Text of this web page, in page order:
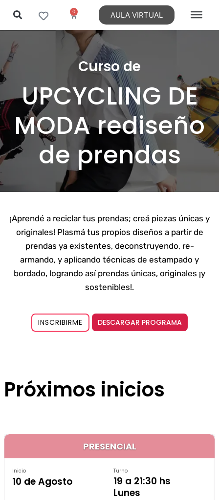
contenido
0 AULA VIRTUAL
Curso de
UPCYCLING DE
MODA rediseño
de prendas
¡Aprendé a reciclar tus prendas; creá piezas únicas y
originales! Plasmá tus propios diseños a partir de
prendas ya existentes, deconstruyendo, re-
armando, y aplicando técnicas de estampado y
bordado, logrando así prendas únicas, originales ¡y
sostenibles!.
INSCRIBIRME DESCARGAR PROGRAMA
Próximos inicios
PRESENCIAL
Inicio
10 de Agosto
Turno
19 a 21:30 hs
Lunes